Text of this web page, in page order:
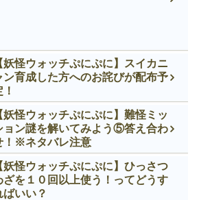
妖怪ウォッチぷにぷに】スイカニ
ン育成した方へのお詫びが配布予
妖怪ウォッチぷにぷに】難怪ミッ
ョン謎を解いてみよう⑤答え合わ
！※ネタバレ注意
妖怪ウォッチぷにぷに】ひっさつ
ざを１０回以上使う！ってどうす
ばいい？